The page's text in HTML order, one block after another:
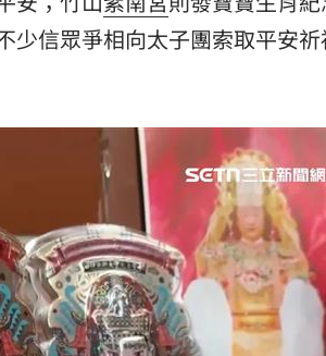
少信眾爭相向太子團索取平安祈